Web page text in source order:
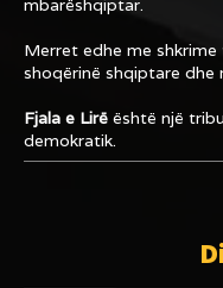
mbarëshqiptar.
Merret edhe me
shoqërinë shqiptare dhe
Fjala e Lirë është një
demokratik.